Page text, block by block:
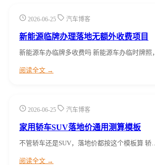
2026-06-25 汽车博客
新能源临牌办理落地无额外收费项目
新能源车办临牌多收费吗 新能源车办临时牌照
阅读全文 →
2026-06-25 汽车博客
家用轿车SUV落地价通用测算模板
不管轿车还是SUV，落地价都按这个模板算 轿…
阅读全文 →